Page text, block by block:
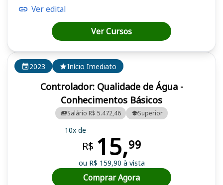
2023 Início Imediato
Controlador: Qualidade de Água -
Conhecimentos Básicos
Salário R$ 5.472,46 Superior
10x de
R$ 15,99
ou R$ 159,90 à vista
Comprar Agora
Ver edital
Ver Cursos